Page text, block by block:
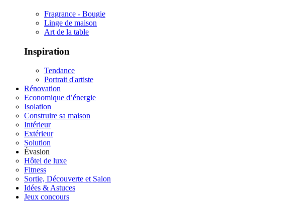
Fragrance - Bougie
Linge de maison
Art de la table
Inspiration
Tendance
Portrait d'artiste
Rénovation
Economique d’énergie
Isolation
Construire sa maison
Intérieur
Extérieur
Solution
Évasion
Hôtel de luxe
Fitness
Sortie, Découverte et Salon
Idées & Astuces
Jeux concours